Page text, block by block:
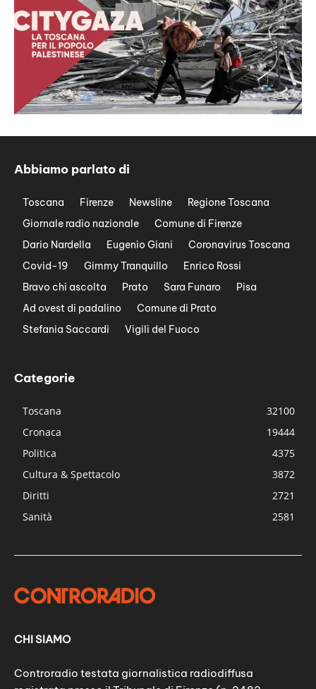
Abbiamo parlato di
Toscana Firenze Newsline
Regione Toscana
Giornale radio nazionale
Comune di Firenze
Dario Nardella
Eugenio Giani
Coronavirus Toscana
Covid-19
Gimmy Tranquillo
Enrico Rossi
Bravo chi ascolta
Prato Sara Funaro
Pisa
Ad ovest di padalino
Comune di Prato
Stefania Saccardi
Vigili del Fuoco
Categorie
Toscana
32100
Cronaca
19444
Politica
4375
Cultura & Spettacolo
3872
Diritti
2721
Sanità
2581
CHI SIAMO
Controradio testata giornalistica radiodiffusa